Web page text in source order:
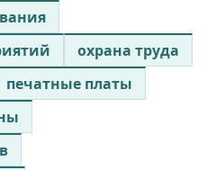
охрана труда
печатные платы